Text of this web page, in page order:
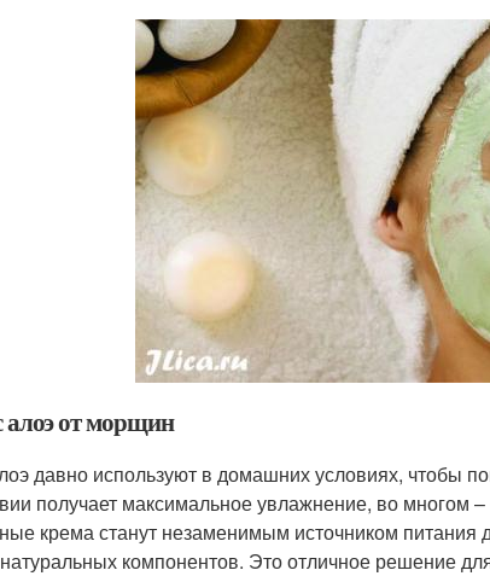
от морщин
давно используют в домашних условиях, чтобы
получает максимальное увлажнение, во многом
крема станут незаменимым источником
компонентов. Это отличное решение